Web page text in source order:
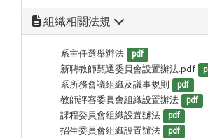
組織相關法規
系主任選舉辦法 pdf
新聘教師甄選委員會設置辦法.pdf
系所務會議組織及議事規則 pdf
教師評審委員會組織設置辦法 pdf
課程委員會組織設置辦法 pdf
招生委員會組織設置辦法 pdf